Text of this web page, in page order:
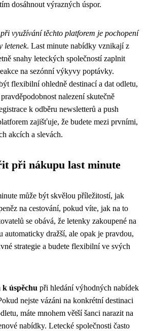
dosáhnout výrazných úspor.
využívání těchto platforem je pochopení
letenek. Last minute nabídky vznikají z
snahy leteckých společností zaplnit
na sezónní výkyvy poptávky.
flexibilní ohledně destinací a dat odletu,
nalezení skutečně
k odběru newsletterů a push
zajišťuje, že budete mezi prvními,
akcích a slevách.
při nákupu last minute
může být skvělou příležitostí, jak
na cestování, pokud víte, jak na to
se obává, že letenky zakoupené na
automaticky dražší, ale opak je pravdou,
strategie a budete flexibilní ve svých
úspěchu při hledání výhodných nabídek
nejste vázáni na konkrétní destinaci
máte mnohem větší šanci narazit na
nabídky. Letecké společnosti často